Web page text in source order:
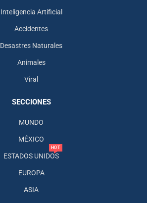
Inteligencia Artificial
Accidentes
Desastres Naturales
Animales
Viral
SECCIONES
MUNDO
MÉXICO
ESTADOS UNIDOS
HOT
EUROPA
ASIA